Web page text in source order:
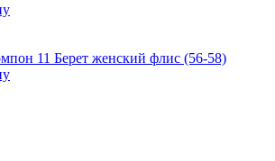
11 Берет женский флис (56-58)